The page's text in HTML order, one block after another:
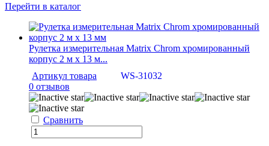
Перейти в каталог
Рулетка измерительная Matrix Chrom хромированный
корпус 2 м x 13 м...
Артикул товара
WS-31032
0 отзывов
Сравнить